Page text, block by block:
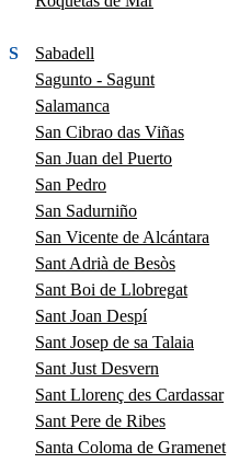
S
Sabadell
Sagunto - Sagunt
Salamanca
San Cibrao das Viñas
San Juan del Puerto
San Pedro
San Sadurniño
San Vicente de Alcántara
Sant Adrià de Besòs
Sant Boi de Llobregat
Sant Joan Despí
Sant Josep de sa Talaia
Sant Just Desvern
Sant Llorenç des Cardassar
Sant Pere de Ribes
Santa Coloma de Gramenet